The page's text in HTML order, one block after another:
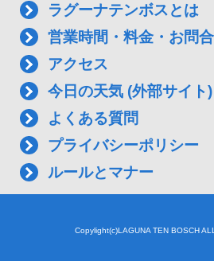
ラグーナテンボスとは
営業時間・料金・お問
アクセス
今日の天気 (外部サイト)
よくある質問
プライバシーポリシー
ルールとマナー
Copylight(c)LAGUNA TEN BOSCH